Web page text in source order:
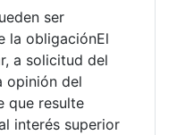
ser
la obligaciónEl
a solicitud del
opinión del
que resulte
interés superior